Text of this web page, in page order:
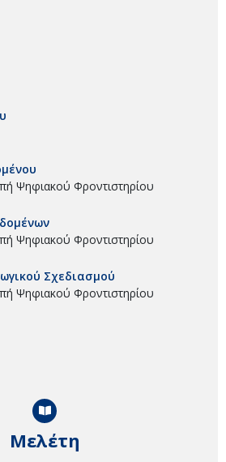
Μελέτη
Ψηφιακού Φροντιστηρίου
Ψηφιακού Φροντιστηρίου
Σχεδιασμού
Ψηφιακού Φροντιστηρίου